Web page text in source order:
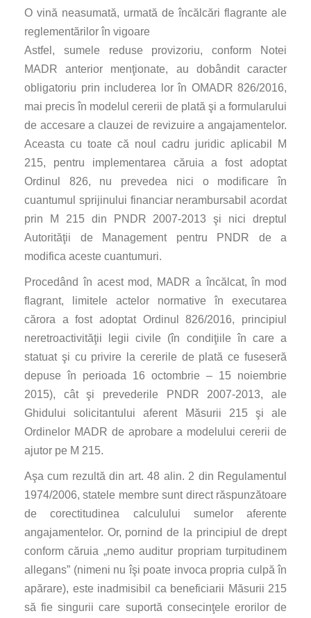
O vină neasumată, urmată de încălcări flagrante ale
reglementărilor în vigoare
Astfel, sumele reduse provizoriu, conform Notei
MADR anterior menţionate, au dobândit caracter
obligatoriu prin includerea lor în OMADR 826/2016,
mai precis în modelul cererii de plată şi a formularului
de accesare a clauzei de revizuire a angajamentelor.
Aceasta cu toate că noul cadru juridic aplicabil M
215, pentru implementarea căruia a fost adoptat
Ordinul 826, nu prevedea nici o modificare în
cuantumul sprijinului financiar nerambursabil acordat
prin M 215 din PNDR 2007-2013 şi nici dreptul
Autorităţii de Management pentru PNDR de a
modifica aceste cuantumuri.
Procedând în acest mod, MADR a încălcat, în mod
flagrant, limitele actelor normative în executarea
cărora a fost adoptat Ordinul 826/2016, principiul
neretroactivităţii legii civile (în condiţiile în care a
statuat şi cu privire la cererile de plată ce fuseseră
depuse în perioada 16 octombrie – 15 noiembrie
2015), cât şi prevederile PNDR 2007-2013, ale
Ghidului solicitantului aferent Măsurii 215 şi ale
Ordinelor MADR de aprobare a modelului cererii de
ajutor pe M 215.
Aşa cum rezultă din art. 48 alin. 2 din Regulamentul
1974/2006, statele membre sunt direct răspunzătoare
de corectitudinea calculului sumelor aferente
angajamentelor. Or, pornind de la principiul de drept
conform căruia „nemo auditur propriam turpitudinem
allegans” (nimeni nu îşi poate invoca propria culpă în
apărare), este inadmisibil ca beneficiarii Măsurii 215
să fie singurii care suportă consecinţele erorilor de